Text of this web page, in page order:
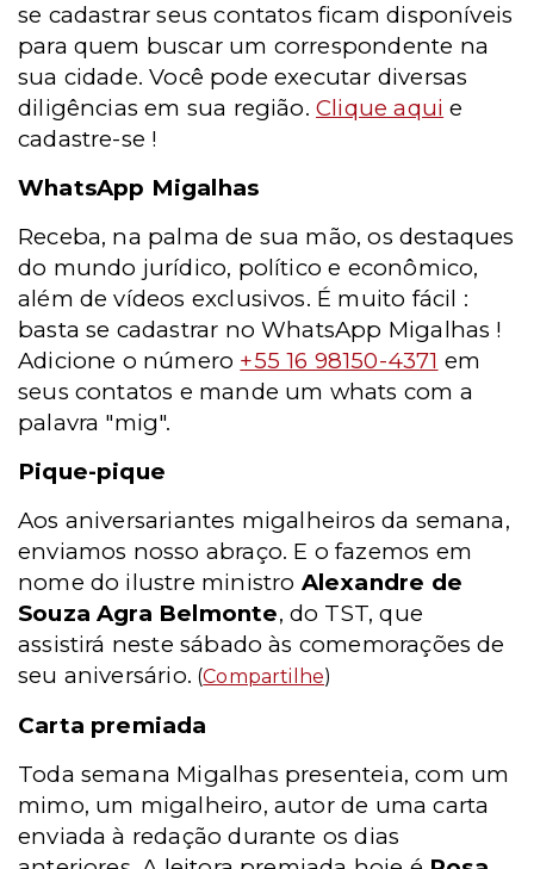
se cadastrar seus contatos ficam disponíveis
para quem buscar um correspondente na
sua cidade. Você pode executar diversas
diligências em sua região.Clique aqui e
cadastre-se !
WhatsApp Migalhas
Receba, na palma de sua mão, os destaques
do mundo jurídico, político e econômico,
além de vídeos exclusivos. É muito fácil :
basta se cadastrar no WhatsApp Migalhas !
Adicione o número +55 16 98150-4371 em
seus contatos e mande um whats com a
palavra "mig".
Pique-pique
Aos aniversariantes migalheiros da semana,
enviamos nosso abraço. E o fazemos em
nome do ilustre ministro Alexandre de
Souza Agra Belmonte, do TST, que
assistirá neste sábado às comemorações de
seu aniversário. (Compartilhe)
Carta premiada
Toda semana Migalhas presenteia, com um
mimo, um migalheiro, autor de uma carta
enviada à redação durante os dias